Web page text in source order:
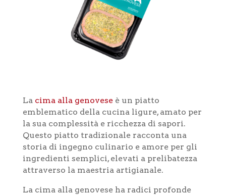
La cima alla genoveseè un piatto
emblematico della cucina ligure, amato per
la sua complessità e ricchezza di sapori.
Questo piatto tradizionale racconta una
storia di ingegno culinario e amore per gli
ingredienti semplici, elevati a prelibatezza
attraverso la maestria artigianale.
La cima alla genovese ha radici profonde